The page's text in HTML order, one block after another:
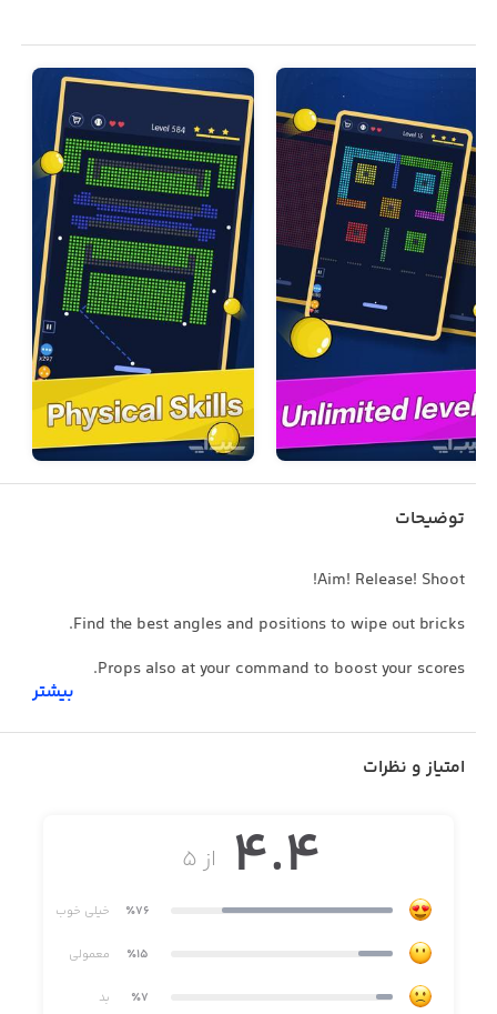
توضیحات
Aim! Release! Shoot!
Find the best angles and positions to wipe out bricks.
Props also at your command to boost your scores.
Classic Brick Game! Best time killer!
بیشتر
امتیاز و نظرات
از ۵ 4.4
٪76 خیلی خوب
٪15 معمولی
٪7 بد